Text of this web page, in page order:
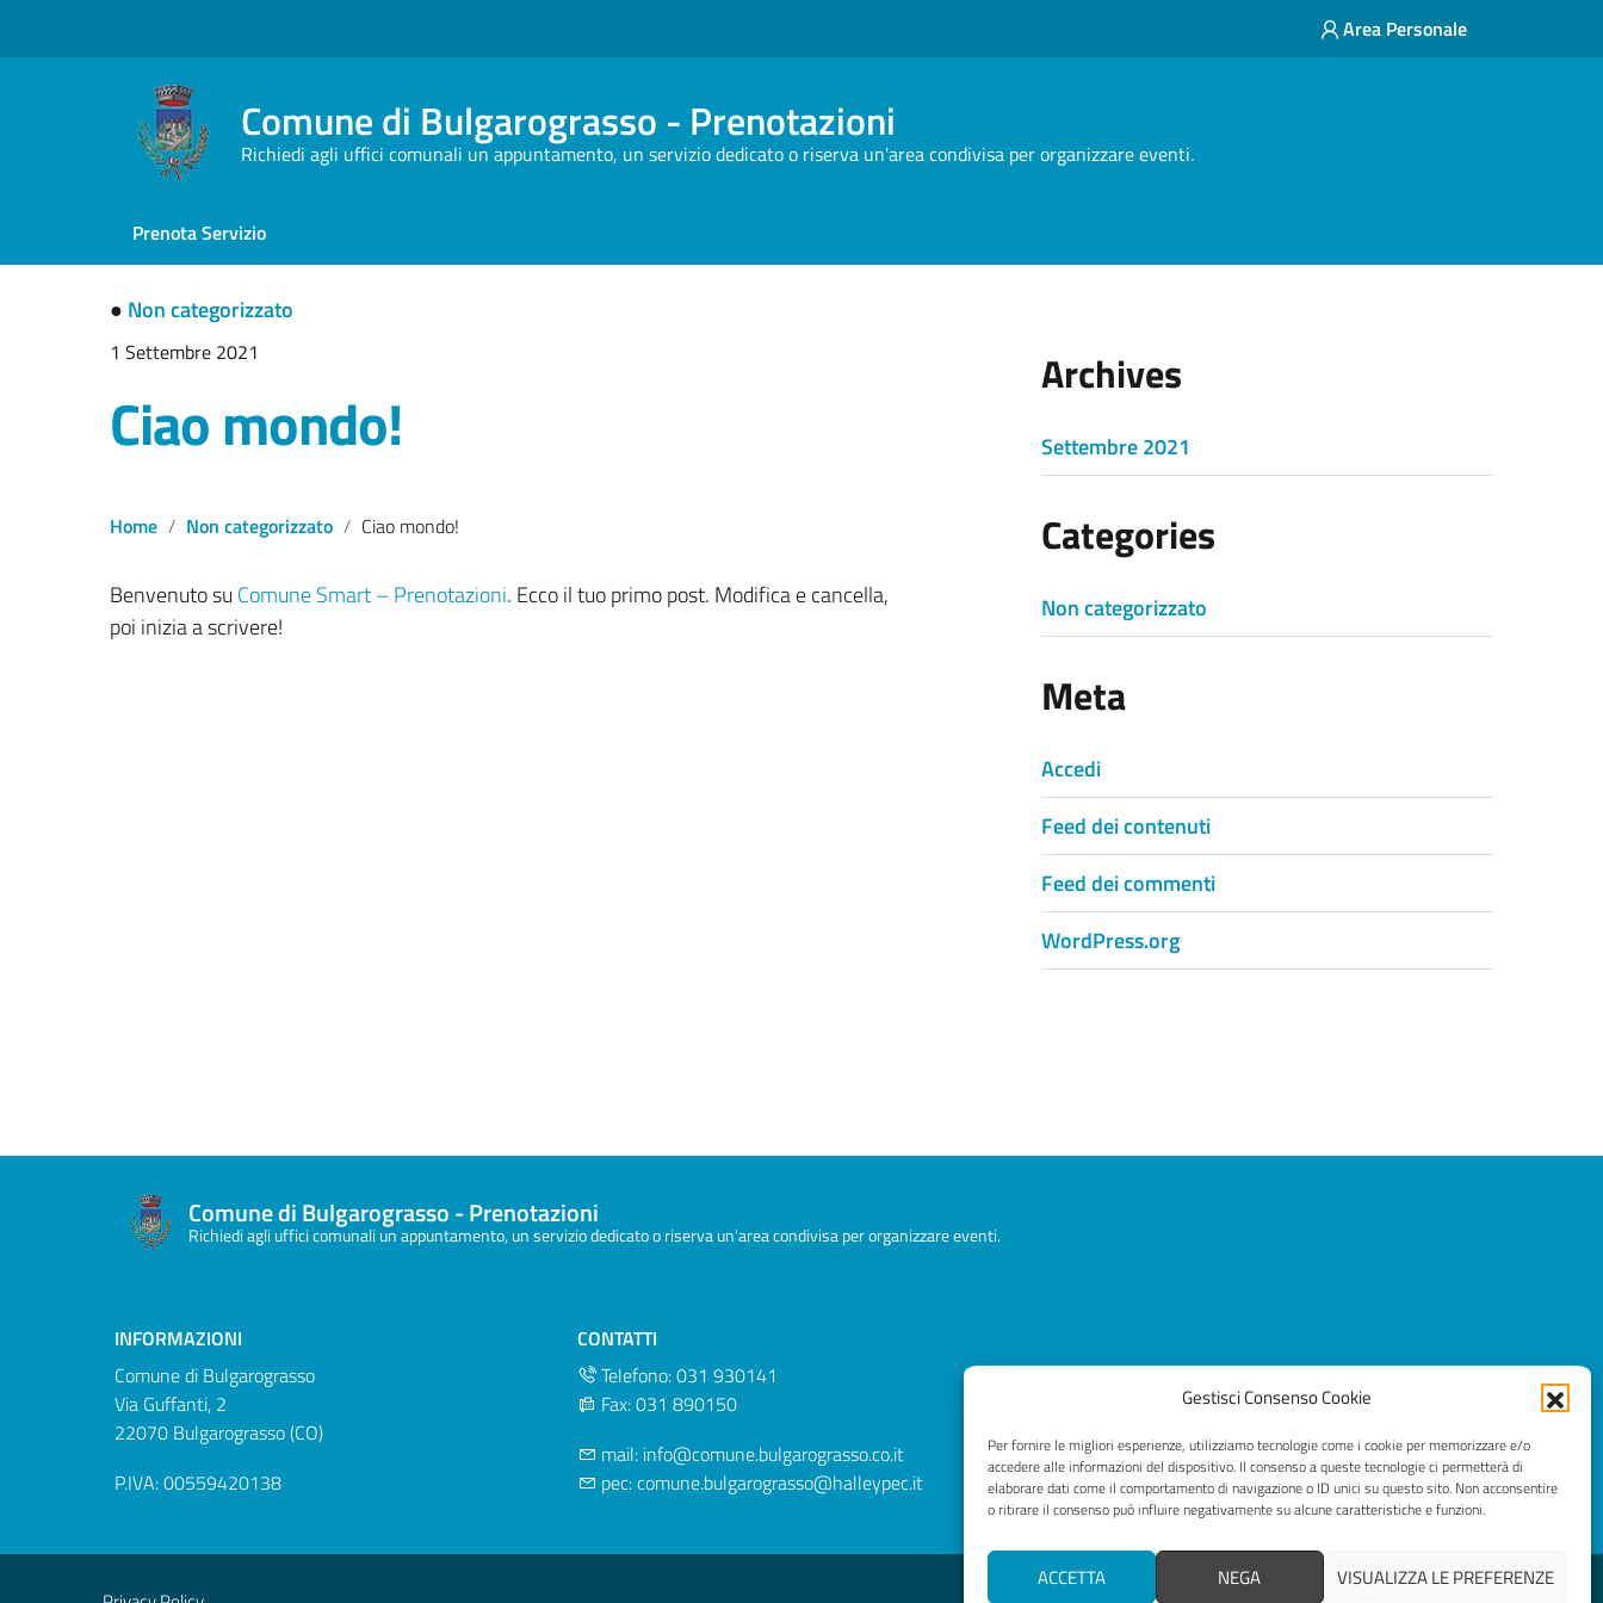
Gestisci Consenso Cookie
Per fornire le migliori esperienze, utilizziamo tecnologie come i cookie per memorizzare e/o
accedere alle informazioni del dispositivo. Il consenso a queste tecnologie ci permetterà di
elaborare dati come il comportamento di navigazione o ID unici su questo sito. Non acconsentire
o ritirare il consenso può influire negativamente su alcune caratteristiche e funzioni.
ACCETTA NEGA VISUALIZZA LE PREFERENZE
Area Personale
Comune di Bulgarograsso - Prenotazioni
Richiedi agli uffici comunali un appuntamento, un servizio dedicato o riserva un'area condivisa per organizzare eventi.
Prenota Servizio
● Non categorizzato
1 Settembre 2021
Ciao mondo!
Home Non categorizzato Ciao mondo!
Benvenuto su Comune Smart – Prenotazioni. Ecco il tuo primo post. Modifica e cancella,
poi inizia a scrivere!
Archives
Settembre 2021
Categories
Non categorizzato
Meta
Accedi
Feed dei contenuti
Feed dei commenti
WordPress.org
Comune di Bulgarograsso - Prenotazioni
Richiedi agli uffici comunali un appuntamento, un servizio dedicato o riserva un'area condivisa per organizzare eventi.
INFORMAZIONI
Comune di Bulgarograsso
Via Guffanti, 2
22070 Bulgarograsso (CO)
P.IVA: 00559420138
CONTATTI
Telefono: 031 930141
Fax: 031 890150
mail: info@comune.bulgarograsso.co.it
pec: comune.bulgarograsso@halleypec.it